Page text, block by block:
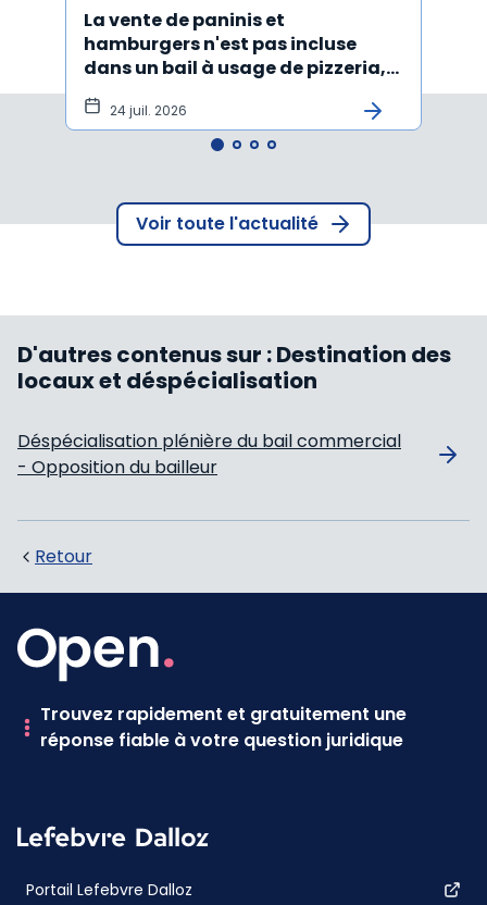
La vente de paninis et
hamburgers n'est pas incluse
dans un bail à usage de pizzeria,
pâtes, salades
24 juil. 2026
Voir toute l'actualité
D'autres contenus sur :Destination des
locaux et déspécialisation
Déspécialisation plénière du bail commercial
- Opposition du bailleur
Retour
Trouvez rapidement et gratuitement une
réponse fiable à votre question juridique
Portail Lefebvre Dalloz